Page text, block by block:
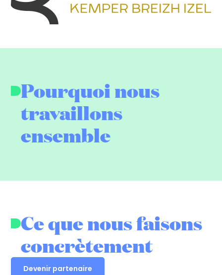
Pourquoi nous
travaillons
ensemble
Ce que nous faisons
concrètement
Devenir partenaire